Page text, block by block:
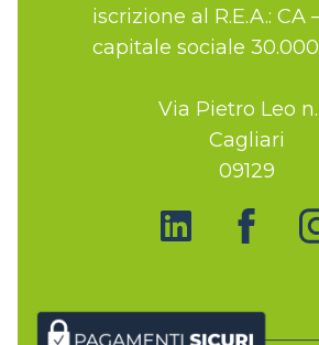
iscrizione al R.E.A.: CA
capitale sociale 30.000
Via Pietro Leo
Cagliari
09129